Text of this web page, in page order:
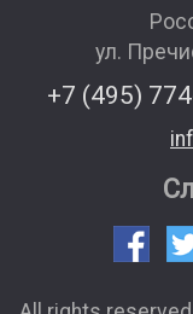
ул.
+7 (495)